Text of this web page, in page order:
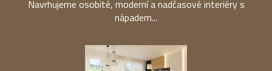
Navrhujeme osobité, moderní a nadčasové interiéry s
nápadem...